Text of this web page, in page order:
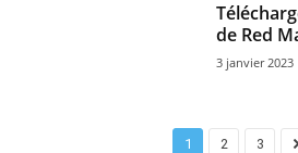
de Red
3 janvier 2023
1 2 3